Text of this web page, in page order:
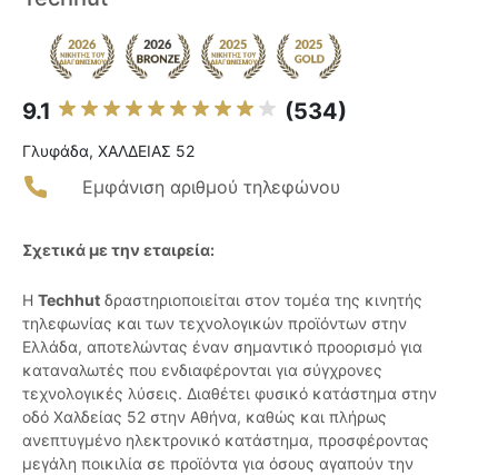
9.1 (534)
Γλυφάδα, ΧΑΛΔΕΙΑΣ 52
Εμφάνιση αριθμού τηλεφώνου
Σχετικά με την εταιρεία:
Η Techhut δραστηριοποιείται στον τομέα της κινητής
τηλεφωνίας και των τεχνολογικών προϊόντων στην
Ελλάδα, αποτελώντας έναν σημαντικό προορισμό για
καταναλωτές που ενδιαφέρονται για σύγχρονες
τεχνολογικές λύσεις. Διαθέτει φυσικό κατάστημα στην
οδό Χαλδείας 52 στην Αθήνα, καθώς και πλήρως
ανεπτυγμένο ηλεκτρονικό κατάστημα, προσφέροντας
μεγάλη ποικιλία σε προϊόντα για όσους αγαπούν την